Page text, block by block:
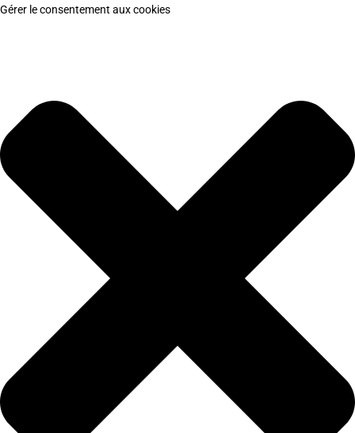
Gérer le consentement aux cookies